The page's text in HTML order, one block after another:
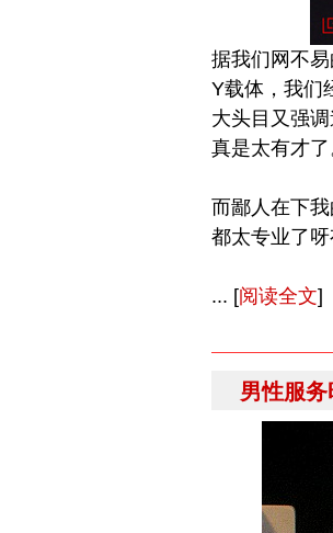
据我们网不
Y载体，我们
大头目又强
真是太有才
而鄙人在下
都太专业了
... [阅读全文]
男性服